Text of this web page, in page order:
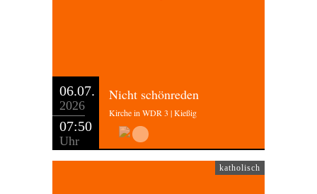
06.07.
2026
07:50
Uhr
Nicht schönreden
Kirche in WDR 3 | Kießig
katholisch